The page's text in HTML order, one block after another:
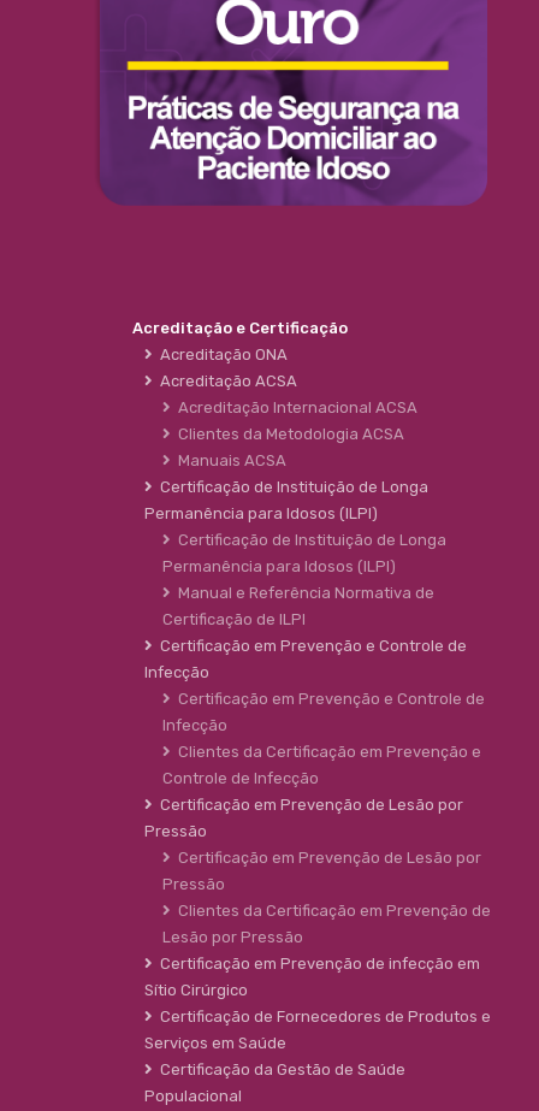
Acreditação e Certificação
Acreditação ONA
Acreditação ACSA
Acreditação Internacional ACSA
Clientes da Metodologia ACSA
Manuais ACSA
Certificação de Instituição de Longa
Permanência para Idosos (ILPI)
Certificação de Instituição de Longa
Permanência para Idosos (ILPI)
Manual e Referência Normativa de
Certificação de ILPI
Certificação em Prevenção e Controle de
Infecção
Certificação em Prevenção e Controle de
Infecção
Clientes da Certificação em Prevenção e
Controle de Infecção
Certificação em Prevenção de Lesão por
Pressão
Certificação em Prevenção de Lesão por
Pressão
Clientes da Certificação em Prevenção de
Lesão por Pressão
Certificação em Prevenção de infecção em
Sítio Cirúrgico
Certificação de Fornecedores de Produtos e
Serviços em Saúde
Certificação da Gestão de Saúde
Populacional